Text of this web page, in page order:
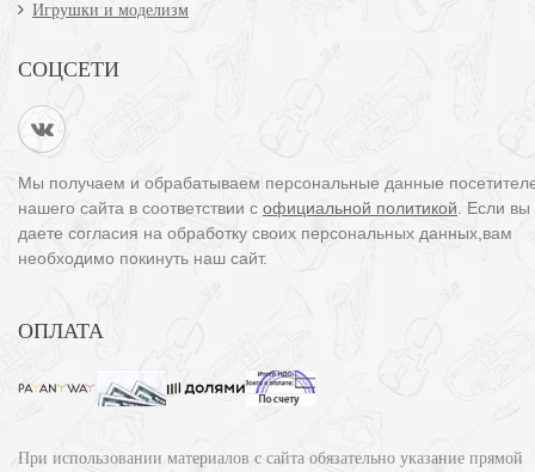
Игрушки и моделизм
СОЦСЕТИ
Мы получаем и обрабатываем персональные данные
нашего сайта в соответствии с официальной политикой . Если
даете согласия на обработку своих персональных данных,вам
необходимо покинуть наш сайт.
ОПЛАТА
При использовании материалов с сайта обязательно указание прямой